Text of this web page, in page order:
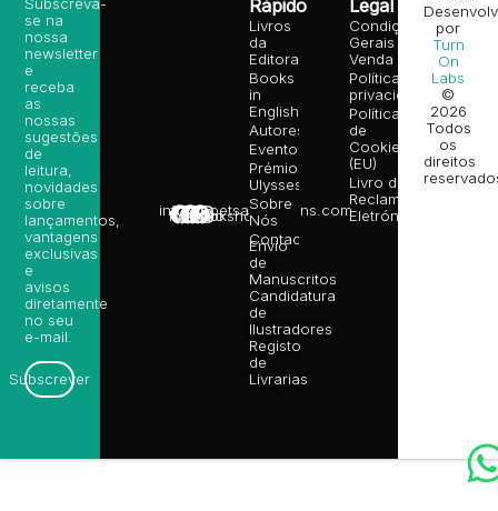
info@poetsandragons.com
Infantil
Adulto
Bookshop
Rápido
Livros
da
Editora
Books
in
English
Autores
Eventos
Prémio
Ulysses
Sobre
Nós
Contactos
Envio
de
Manuscritos
Candidatura
de
Ilustradores
Registo
de
Livrarias
Legal
Condições
Gerais de
Venda
Política de
privacidade
Política
de
Cookies
(EU)
Livro de
Reclamações
Eletrónico
se na
nossa
newsletter
e
receba
as
nossas
sugestões
de
leitura,
novidades
sobre
lançamentos,
vantagens
exclusivas
e
avisos
diretamente
no seu
e-mail.
Subscrever
por
Turn
On
Labs
©
2026
Todos
os
direitos